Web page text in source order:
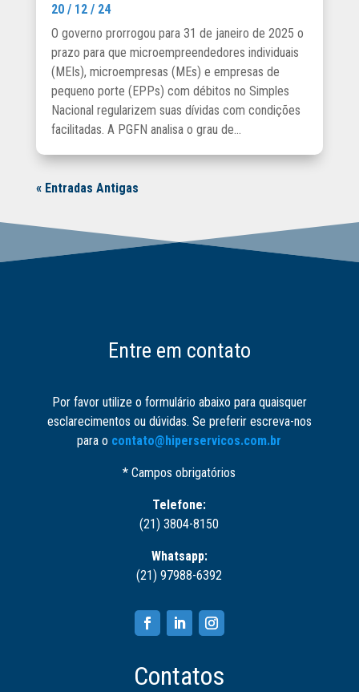
20 / 12 / 24
O governo prorrogou para 31 de janeiro de 2025 o
prazo para que microempreendedores individuais
(MEIs), microempresas (MEs) e empresas de
pequeno porte (EPPs) com débitos no Simples
Nacional regularizem suas dívidas com condições
facilitadas. A PGFN analisa o grau de...
« Entradas Antigas
Entre em contato
Por favor utilize o formulário abaixo para quaisquer
esclarecimentos ou dúvidas. Se preferir escreva-nos
para o contato@hiperservicos.com.br
* Campos obrigatórios
Telefone:
(21) 3804-8150
Whatsapp:
(21) 97988-6392
Contatos